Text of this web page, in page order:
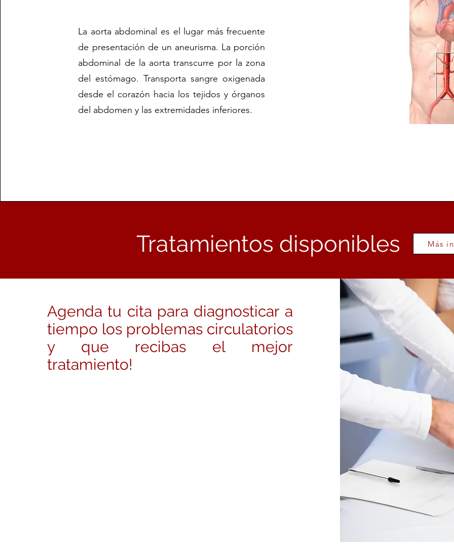
La aorta abdominal es el lugar más frecuente
de presentación de un aneurisma. La porción
abdominal de la aorta transcurre por la zona
del estómago. Transporta sangre oxigenada
desde el corazón hacia los tejidos y órganos
del abdomen y las extremidades inferiores.
Tratamientos disponibles Más
Agenda tu cita para diagnosticar a
tiempo los problemas circulatorios
y que recibas el mejor
tratamiento!